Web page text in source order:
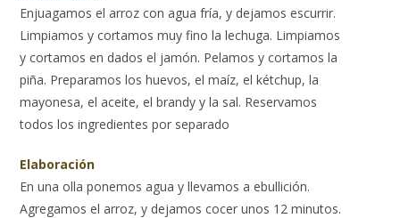
Enjuagamos el arroz con agua fría, y dejamos escurrir.
Limpiamos y cortamos muy fino la lechuga. Limpiamos
y cortamos en dados el jamón. Pelamos y cortamos la
piña. Preparamos los huevos, el maíz, el kétchup, la
mayonesa, el aceite, el brandy y la sal. Reservamos
todos los ingredientes por separado
Elaboración
En una olla ponemos agua y llevamos a ebullición.
Agregamos el arroz, y dejamos cocer unos 12 minutos.